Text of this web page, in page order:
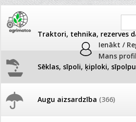
Ienākt /
Mans
Traktori, tehnika, rezerves
Sēklas, sīpoli, ķiploki,
Augu aizsardzība (366)
JAUNUMI
Pašlasīšanas vietu katalogs
Lizantes